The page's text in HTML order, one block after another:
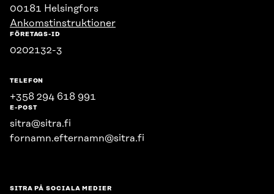
00181 Helsingfors
Ankomstinstruktioner
FÖRETAGS-ID
0202132-3
TELEFON
+358 294 618 991
E-POST
sitra@sitra.fi
fornamn.efternamn@sitra.fi
SITRA PÅ SOCIALA MEDIER